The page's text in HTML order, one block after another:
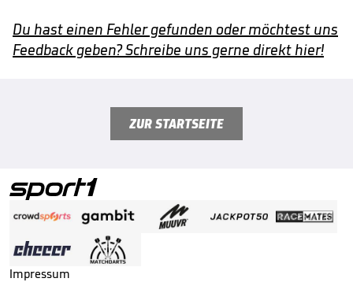
Du hast einen Fehler gefunden oder möchtest uns
Feedback geben? Schreibe uns gerne direkt hier!
ZUR STARTSEITE
Impressum